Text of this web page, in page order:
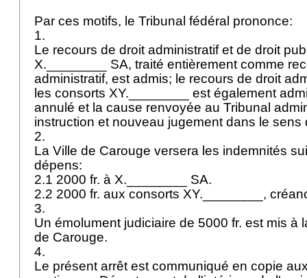
Par ces motifs, le Tribunal fédéral prononce:
1.
Le recours de droit administratif et de droit
X.________ SA, traité entièrement comme
administratif, est admis; le recours de droit
les consorts XY.________ est également
annulé et la cause renvoyée au Tribunal
instruction et nouveau jugement dans le
2.
La Ville de Carouge versera les indemnités
dépens:
2.1 2000 fr. à X.________ SA.
2.2 2000 fr. aux consorts XY.________,
3.
Un émolument judiciaire de 5000 fr. est mis à
de Carouge.
4.
Le présent arrêt est communiqué en copie